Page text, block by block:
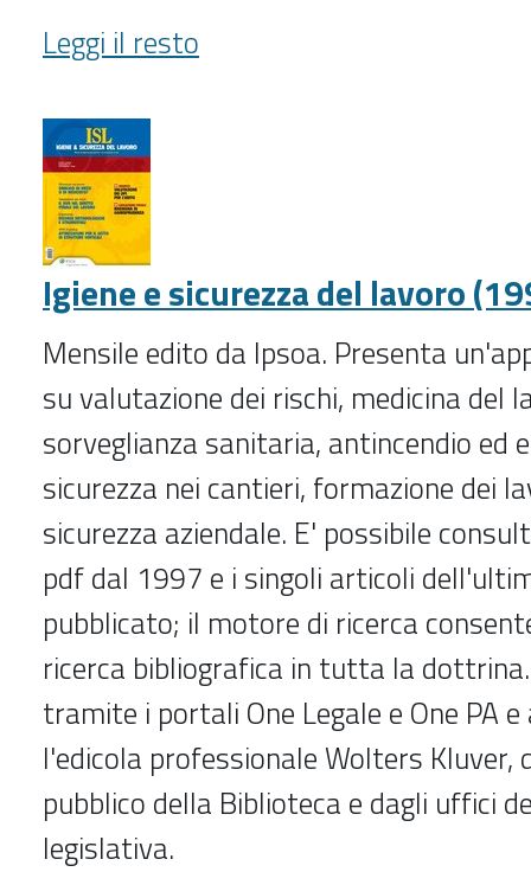
Guida
al
(1997-
2011,2021-
Leggi il resto
Igiene e sicurezza del lavoro
Mensile edito da Ipsoa. Presenta
su valutazione dei rischi, medicina del
sorveglianza sanitaria, antincendio ed
sicurezza nei cantieri, formazione dei
sicurezza aziendale. E' possibile
pdf dal 1997 e i singoli articoli
pubblicato; il motore di ricerca
ricerca bibliografica in tutta la
tramite i portali One Legale e One PA
l'edicola professionale Wolters Kluver,
pubblico della Biblioteca e dagli uffici
legislativa.